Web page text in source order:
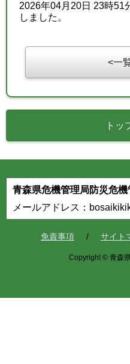
2026年04月20日 23時51
しました。
一
トッ
青森県危機管理局防災危機
メールアドレス：
免責事項 サイト
Copyright © 青森